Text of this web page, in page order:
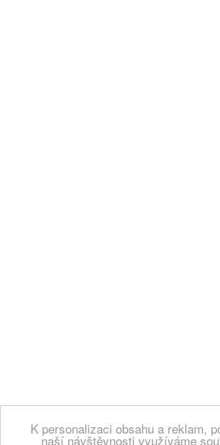
K personalizaci obsahu a reklam,
naší návštěvnosti využíváme